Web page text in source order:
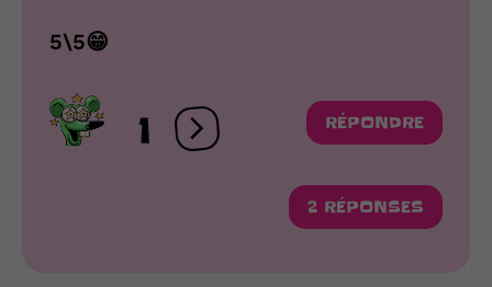
5\5😁
1 Ouvrir les réactions
RÉPONDRE
2 RÉPONSES